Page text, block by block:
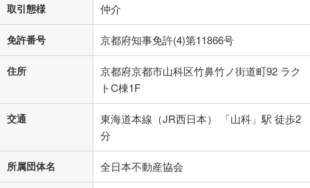
取引態様 仲介
免許番号 京都府知事免許(4)第11866号
住所
京都府京都市山科区竹鼻竹ノ街道町92 ラク
トC棟1F
交通
東海道本線（JR西日本） 「山科」駅 徒歩2
分
所属団体名 全日本不動産協会